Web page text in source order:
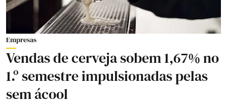
Empresas
Vendas de cerveja sobem 1,67% no
1.º semestre impulsionadas pelas
sem ácool